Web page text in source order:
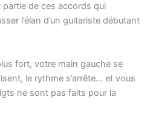
de ces accords qui
l’élan d’un guitariste débutant
fort, votre main gauche se
le rythme s’arrête… et vous
ne sont pas faits pour la